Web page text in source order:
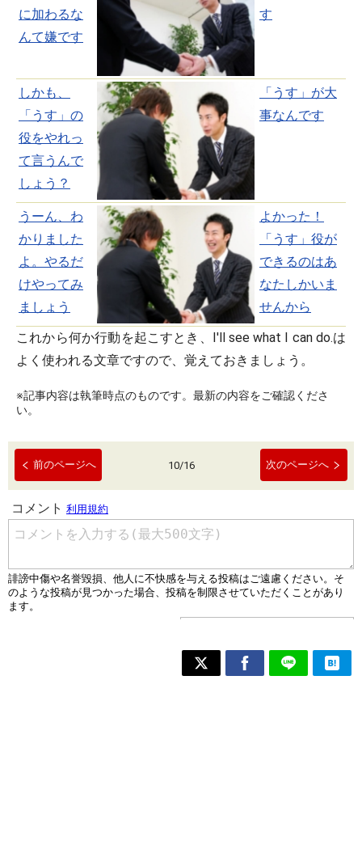
に加わるな
んて嫌です
す
しかも、
「うす」の
役をやれっ
て言うんで
しょう？
「うす」が大
事なんです
うーん、わ
かりました
よ。やるだ
けやってみ
ましょう
よかった！
「うす」役が
できるのはあ
なたしかいま
せんから
これから何か行動を起こすとき、I'll see what I can do.は
よく使われる文章ですので、覚えておきましょう。
※記事内容は執筆時点のものです。最新の内容をご確認くださ
い。
前のページへ 10/16 次のページへ